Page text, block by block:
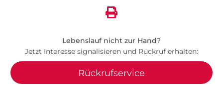
Lebenslauf nicht zur Hand?
Jetzt Interesse signalisieren und Rückruf erhalten:
Rückrufservice